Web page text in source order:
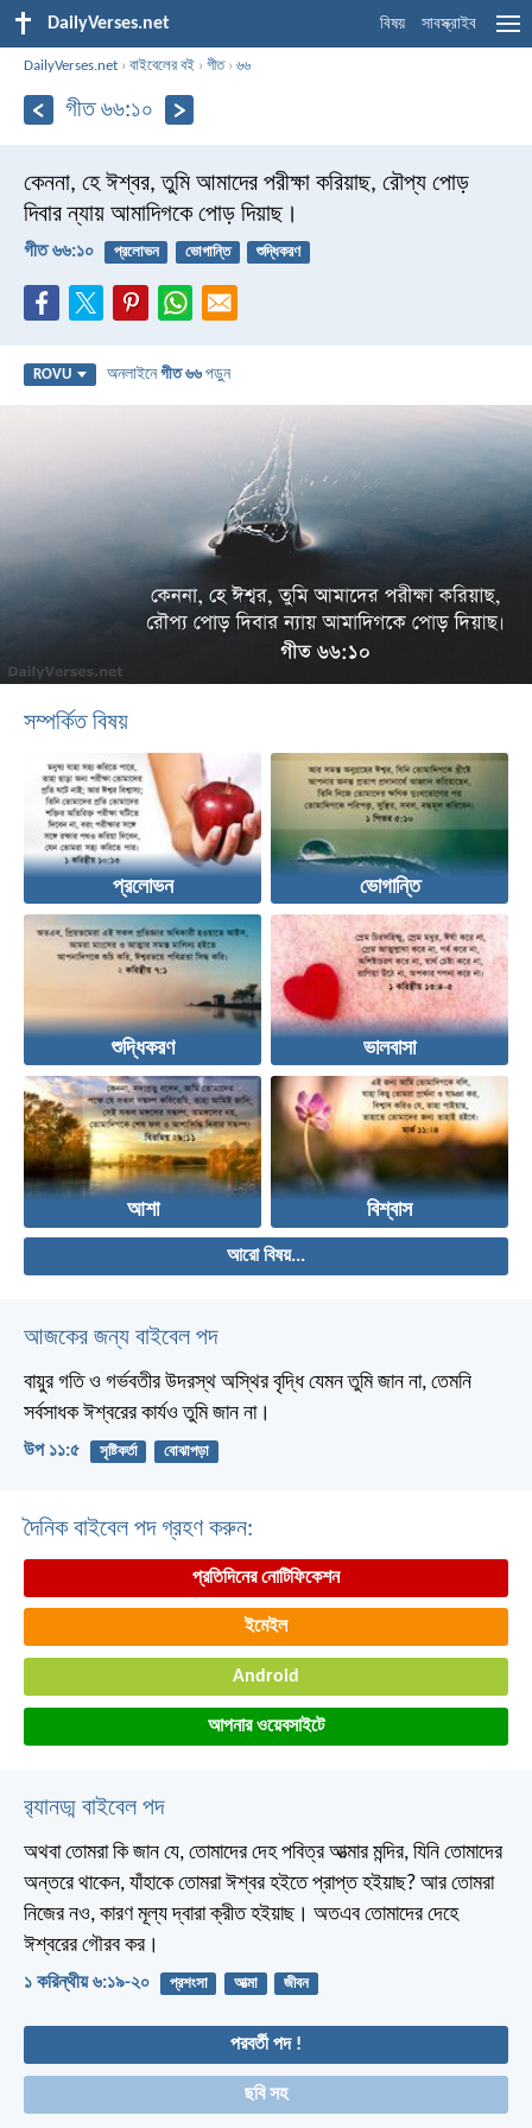
DailyVerses.net বিষয় সাবস্ক্রাইব
DailyVerses.net ›বাইবেলের বই ›গীত›৬৬
গীত ৬৬:১০
কেননা, হে ঈশ্বর, তুমি আমাদের পরীক্ষা করিয়াছ, রৌপ্য পোড়
দিবার ন্যায় আমাদিগকে পোড় দিয়াছ।
গীত ৬৬:১০ প্রলোভন ভোগান্তি শুদ্ধিকরণ
ROVU অনলাইনেগীত ৬৬ পড়ুন
সম্পর্কিত বিষয়
প্রলোভন ভোগান্তি
শুদ্ধিকরণ ভালবাসা
আশা বিশ্বাস
আরো বিষয়...
আজকের জন্য বাইবেল পদ
বায়ুর গতি ও গর্ভবতীর উদরস্থ অস্থির বৃদ্ধি যেমন তুমি জান না, তেমনি
সর্বসাধক ঈশ্বরের কার্যও তুমি জান না।
উপ ১১:৫ সৃষ্টিকর্তা বোঝাপড়া
দৈনিক বাইবেল পদ গ্রহণ করুন:
প্রতিদিনের নোটিফিকেশন
ইমেইল
Android
আপনার ওয়েবসাইটে
র‌্যানড্ম বাইবেল পদ
অথবা তোমরা কি জান যে, তোমাদের দেহ পবিত্র আত্মার মন্দির, যিনি তোমাদের
অন্তরে থাকেন, যাঁহাকে তোমরা ঈশ্বর হইতে প্রাপ্ত হইয়াছ? আর তোমরা
নিজের নও, কারণ মূল্য দ্বারা ক্রীত হইয়াছ। অতএব তোমাদের দেহে
ঈশ্বরের গৌরব কর।
১ করিন্থীয় ৬:১৯-২০ প্রশংসা আত্মা জীবন
পরবর্তী পদ !
ছবি সহ